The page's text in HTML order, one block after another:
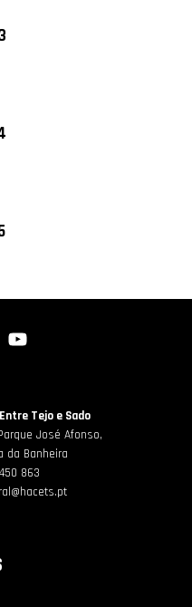
Tejo e Sado
José Afonso,
da Banheira
863